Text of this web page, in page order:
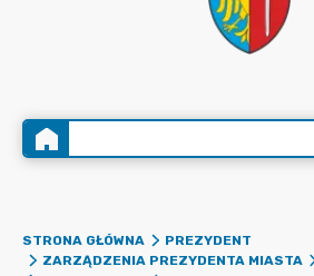
STRONA GŁÓWNA
PREZYDENT
ZARZĄDZENIA PREZYDENTA MIASTA